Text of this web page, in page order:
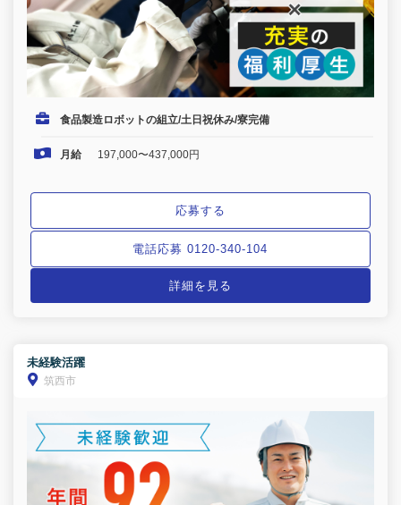
食品製造ロボットの組立/土日祝休み/寮完備
月給 197,000〜437,000円
応募する
電話応募 0120-340-104
詳細を見る
未経験活躍
筑西市